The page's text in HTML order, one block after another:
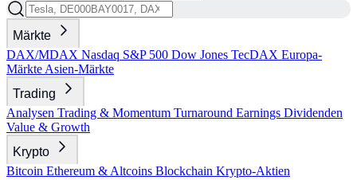
Märkte
DAX/MDAX Nasdaq S&P 500 Dow Jones TecDAX Europa-
Märkte Asien-Märkte
Trading
Analysen Trading & Momentum Turnaround Earnings Dividenden
Value & Growth
Krypto
Bitcoin Ethereum & Altcoins Blockchain Krypto-Aktien